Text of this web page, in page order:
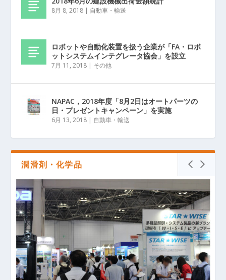
8月 8, 2018 | 自動車・輸送
ロボットや自動化装置を扱う企業が「FA・ロボ
ットシステムインテグレータ協会」を設立
7月 11, 2018 | その他
NAPAC，2018年度「8月2日はオートパーツの
日・プレゼントキャンペーン」を実施
6月 13, 2018 | 自動車・輸送
潤滑剤・化学品